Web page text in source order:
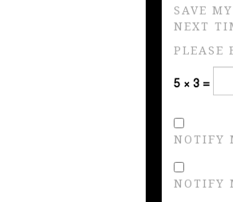
SAVE
NEXT
PLEASE
5 × 3 =
NOTIFY
NOTIFY